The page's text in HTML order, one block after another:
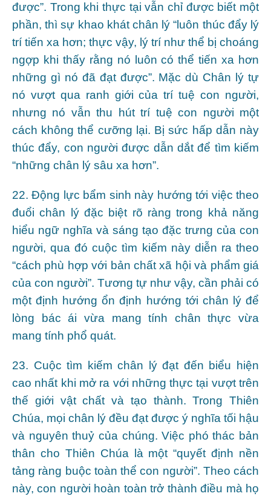
được”. Trong khi thực tại vẫn chỉ được biết một
phần, thì sự khao khát chân lý “luôn thúc đẩy lý
trí tiến xa hơn; thực vậy, lý trí như thể bị choáng
ngợp khi thấy rằng nó luôn có thể tiến xa hơn
những gì nó đã đạt được”. Mặc dù Chân lý tự
nó vượt qua ranh giới của trí tuệ con người,
nhưng nó vẫn thu hút trí tuệ con người một
cách không thể cưỡng lại. Bị sức hấp dẫn này
thúc đẩy, con người được dẫn dắt để tìm kiếm
“những chân lý sâu xa hơn”.
22. Động lực bẩm sinh này hướng tới việc theo
đuổi chân lý đặc biệt rõ ràng trong khả năng
hiểu ngữ nghĩa và sáng tạo đặc trưng của con
người, qua đó cuộc tìm kiếm này diễn ra theo
“cách phù hợp với bản chất xã hội và phẩm giá
của con người”. Tương tự như vậy, cần phải có
một định hướng ổn định hướng tới chân lý để
lòng bác ái vừa mang tính chân thực vừa
mang tính phổ quát.
23. Cuộc tìm kiếm chân lý đạt đến biểu hiện
cao nhất khi mở ra với những thực tại vượt trên
thế giới vật chất và tạo thành. Trong Thiên
Chúa, mọi chân lý đều đạt được ý nghĩa tối hậu
và nguyên thuỷ của chúng. Việc phó thác bản
thân cho Thiên Chúa là một “quyết định nền
tảng ràng buộc toàn thể con người”. Theo cách
này, con người hoàn toàn trở thành điều mà họ